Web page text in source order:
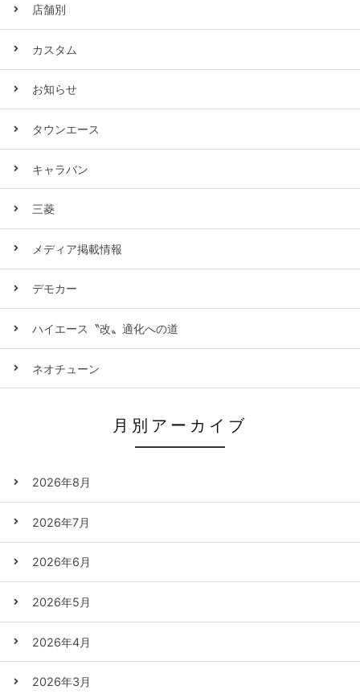
店舗別
カスタム
お知らせ
タウンエース
キャラバン
三菱
メディア掲載情報
デモカー
ハイエース〝改〟適化への道
ネオチューン
月別アーカイブ
2026年8月
2026年7月
2026年6月
2026年5月
2026年4月
2026年3月